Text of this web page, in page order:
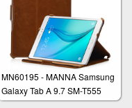
MN60195 - MANNA Samsung
Galaxy Tab A 9.7 SM-T555
Schutzhülle